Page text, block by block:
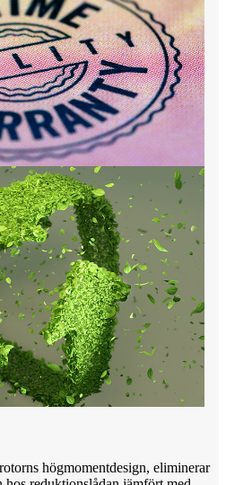
högmomentdesign, eliminerar